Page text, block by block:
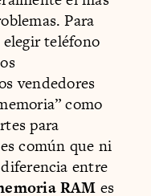
Para
teléfono
vendedores
como
para
común que ni
entre
RAM es